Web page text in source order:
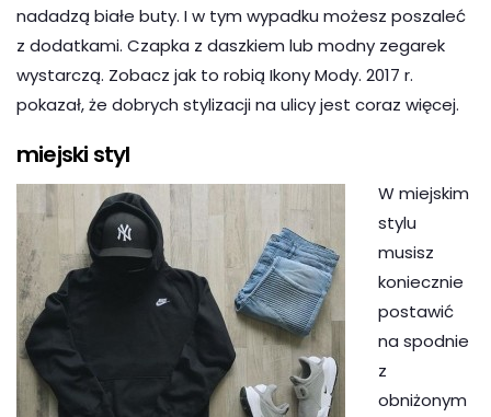
nadadzą białe buty. I w tym wypadku możesz poszaleć
z dodatkami. Czapka z daszkiem lub modny zegarek
wystarczą. Zobacz jak to robią Ikony Mody. 2017 r.
pokazał, że dobrych stylizacji na ulicy jest coraz więcej.
miejski styl
W miejskim
stylu
musisz
koniecznie
postawić
na spodnie
z
obniżonym